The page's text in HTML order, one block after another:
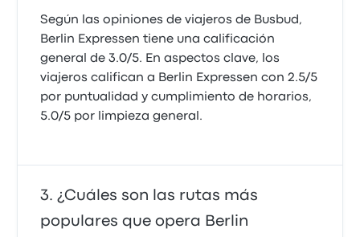
Según las opiniones de viajeros de Busbud,
Berlin Expressen tiene una calificación
general de 3.0/5. En aspectos clave, los
viajeros califican a Berlin Expressen con 2.5/5
por puntualidad y cumplimiento de horarios,
5.0/5 por limpieza general.
¿Cuáles son las rutas más
populares que opera Berlin